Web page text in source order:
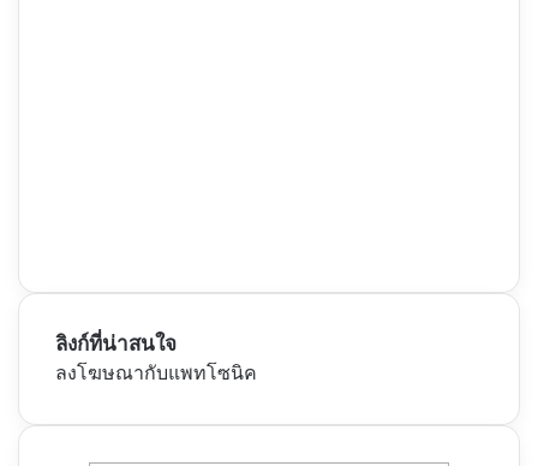
ลิงก์ที่น่าสนใจ
ลงโฆษณากับแพทโซนิค